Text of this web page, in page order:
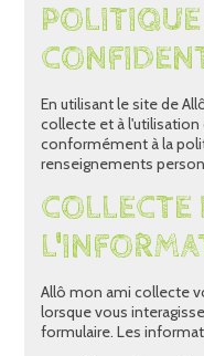
En utilisant le site de
collecte et à
conformément à la
renseignements
COLLECTE
Allô mon ami collecte
lorsque vous
formulaire. Les